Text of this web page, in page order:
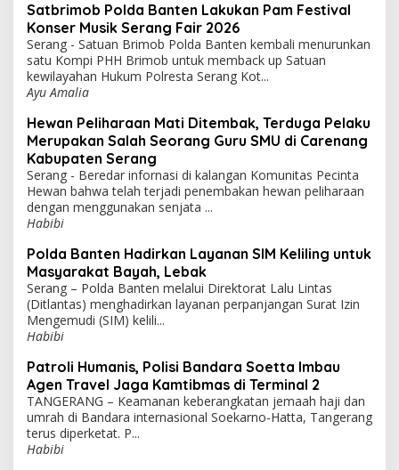
Satbrimob Polda Banten Lakukan Pam Festival
Konser Musik Serang Fair 2026
Serang - Satuan Brimob Polda Banten kembali menurunkan
satu Kompi PHH Brimob untuk memback up Satuan
kewilayahan Hukum Polresta Serang Kot...
Ayu Amalia
Hewan Peliharaan Mati Ditembak, Terduga Pelaku
Merupakan Salah Seorang Guru SMU di Carenang
Kabupaten Serang
Serang - Beredar infornasi di kalangan Komunitas Pecinta
Hewan bahwa telah terjadi penembakan hewan peliharaan
dengan menggunakan senjata ...
Habibi
Polda Banten Hadirkan Layanan SIM Keliling untuk
Masyarakat Bayah, Lebak
Serang – Polda Banten melalui Direktorat Lalu Lintas
(Ditlantas) menghadirkan layanan perpanjangan Surat Izin
Mengemudi (SIM) kelili...
Habibi
Patroli Humanis, Polisi Bandara Soetta Imbau
Agen Travel Jaga Kamtibmas di Terminal 2
TANGERANG – Keamanan keberangkatan jemaah haji dan
umrah di Bandara internasional Soekarno-Hatta, Tangerang
terus diperketat. P...
Habibi